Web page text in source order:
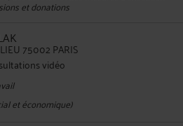
et donations
75002 PARIS
vidéo
et économique)